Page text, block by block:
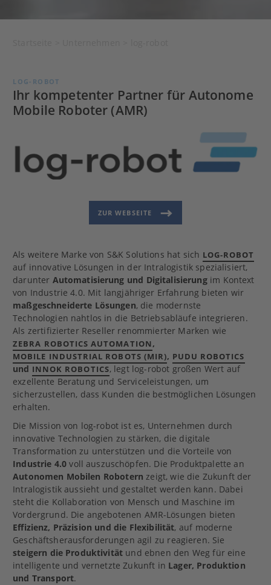
LOG-ROBOT
Ihr kompetenter Partner für Autonome
Mobile Roboter (AMR)
ZUR WEBSEITE
Als weitere Marke von S&K Solutions hat sich LOG-ROBOT
auf innovative Lösungen in der Intralogistik spezialisiert,
darunter Automatisierung und Digitalisierungim Kontext
von Industrie 4.0. Mit langjähriger Erfahrung bieten wir
maßgeschneiderte Lösungen, die modernste
Technologien nahtlos in die Betriebsabläufe integrieren.
Als zertifizierter Reseller renommierter Marken wie
ZEBRA ROBOTICS AUTOMATION,
MOBILE INDUSTRIAL ROBOTS (MIR), PUDU ROBOTICS
und INNOK ROBOTICS, legt log-robot großen Wert auf
exzellente Beratung und Serviceleistungen, um
sicherzustellen, dass Kunden die bestmöglichen Lösungen
erhalten.
Die Mission von log-robot ist es, Unternehmen durch
innovative Technologien zu stärken, die digitale
Transformation zu unterstützen und die Vorteile von
Industrie 4.0 voll auszuschöpfen. Die Produktpalette an
Autonomen Mobilen Robotern zeigt, wie die Zukunft der
Intralogistik aussieht und gestaltet werden kann. Dabei
steht die Kollaboration von Mensch und Maschine im
Vordergrund. Die angebotenen AMR-Lösungen bieten
Effizienz, Präzision und die Flexibilität, auf moderne
Geschäftsherausforderungen agil zu reagieren. Sie
steigern die Produktivität und ebnen den Weg für eine
intelligente und vernetzte Zukunft in Lager, Produktion
und Transport.